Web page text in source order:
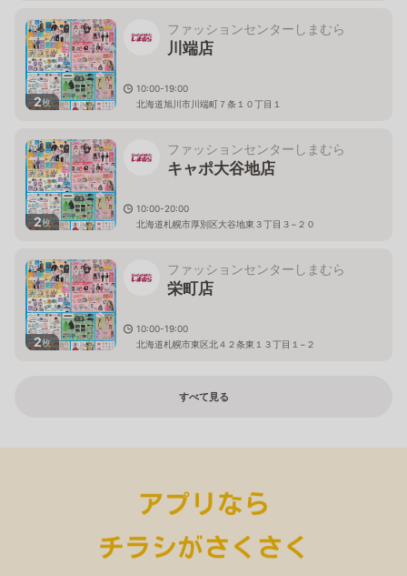
2枚
ファッションセンターしまむら
川端店
10:00-19:00
北海道旭川市川端町７条１０丁目１
2枚
ファッションセンターしまむら
キャポ大谷地店
10:00-20:00
北海道札幌市厚別区大谷地東３丁目３−２０
2枚
ファッションセンターしまむら
栄町店
10:00-19:00
北海道札幌市東区北４２条東１３丁目１−２
すべて見る